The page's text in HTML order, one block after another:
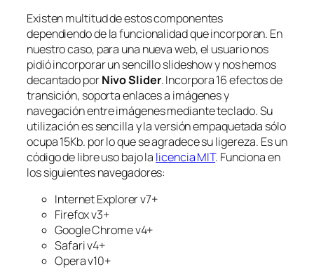
Existen multitud de estos componentes
dependiendo de la funcionalidad que incorporan. En
nuestro caso, para una nueva web, el usuario nos
pidió incorporar un sencillo slideshow y nos hemos
decantado porNivo Slider. Incorpora 16 efectos de
transición, soporta enlaces a imágenes y
navegación entre imágenes mediante teclado. Su
utilización es sencilla y la versión empaquetada sólo
ocupa 15Kb. por lo que se agradece su ligereza. Es un
código de libre uso bajo la licencia MIT. Funciona en
los siguientes navegadores:
Internet Explorer v7+
Firefox v3+
Google Chrome v4+
Safari v4+
Opera v10+